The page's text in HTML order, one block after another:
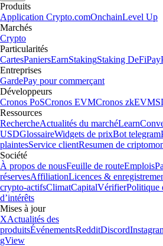
Produits
Application Crypto.comOnchainLevel Up
Marchés
Crypto
Particularités
CartesPaniersEarnStakingStaking DeFiPay
Entreprises
GardePay pour commerçant
Développeurs
Cronos PoSCronos EVMCronos zkEVM
Ressources
RechercheActualités du marchéLearn
USDGlossaireWidgets de prixBot telegram
plaintesService clientResumen de
Société
À propos de nousFeuille de routeEmplois
réservesAffiliationLicences &
crypto-actifsClimatCapitalVérifierPolitique
d’intérêts
Mises à jour
XActualités des
produitsÉvénementsRedditDiscord
gView